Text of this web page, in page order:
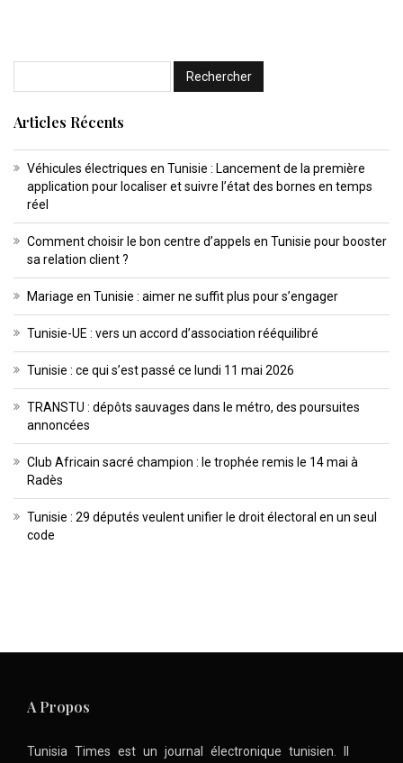
Articles Récents
Véhicules électriques en Tunisie : Lancement de la première
application pour localiser et suivre l’état des bornes en temps
réel
Comment choisir le bon centre d’appels en Tunisie pour booster
sa relation client ?
Mariage en Tunisie : aimer ne suffit plus pour s’engager
Tunisie-UE : vers un accord d’association rééquilibré
Tunisie : ce qui s’est passé ce lundi 11 mai 2026
TRANSTU : dépôts sauvages dans le métro, des poursuites
annoncées
Club Africain sacré champion : le trophée remis le 14 mai à
Radès
Tunisie : 29 députés veulent unifier le droit électoral en un seul
code
A Propos
Tunisia Times est un journal électronique tunisien. Il